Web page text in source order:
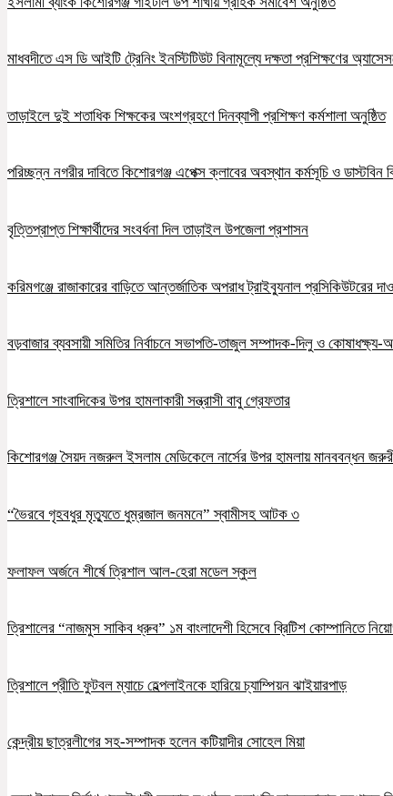
মাধবদীতে এস ডি আইটি ট্রেনিং ইনস্টিটিউট বিনামূল্যে দক্ষতা প্রশিক্ষণের
তাড়াইলে দুই শতাধিক শিক্ষকের অংশগ্রহণে দিনব্যাপী প্রশিক্ষণ কর্মশালা অনুষ্ঠিত
পরিচ্ছন্ন নগরীর দাবিতে কিশোরগঞ্জ এপেক্স ক্লাবের অবস্থান কর্মসূচি ও ডাস্টবিন
বৃত্তিপ্রাপ্ত শিক্ষার্থীদের সংবর্ধনা দিল তাড়াইল উপজেলা প্রশাসন
করিমগঞ্জে রাজাকারের বাড়িতে আন্তর্জাতিক অপরাধ ট্রাইব্যুনাল প্রসিকিউটরের
বড়বাজার ব্যবসায়ী সমিতির নির্বাচনে সভাপতি-তাজুল সম্পাদক-দিলু ও কোষাধক্ষ্য-
ত্রিশালে সাংবাদিকের উপর হামলাকারী সন্ত্রাসী বাবু গ্রেফতার
কিশোরগঞ্জ সৈয়দ নজরুল ইসলাম মেডিকেলে নার্সের উপর হামলায় মানববন্ধন
“ভৈরবে গৃহবধুর মৃত্যুতে ধুম্রজাল জনমনে” স্বামীসহ আটক ৩
ফলাফল অর্জনে শীর্ষে ত্রিশাল আল-হেরা মডেল স্কুল
ত্রিশালের “নাজমুস সাকিব ধ্রুব” ১ম বাংলাদেশী হিসেবে ব্রিটিশ কোম্পানিতে
ত্রিশালে প্রীতি ফুটবল ম্যাচে হেল্পলাইনকে হারিয়ে চ্যাম্পিয়ন ঝাইয়ারপাড়
কেন্দ্রীয় ছাত্রলীগের সহ-সম্পাদক হলেন কটিয়াদীর সোহেল মিয়া